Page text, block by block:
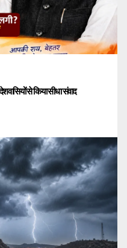
से किया सीधा संवाद